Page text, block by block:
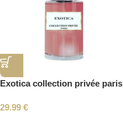
Exotica collection privée paris
29.99 €